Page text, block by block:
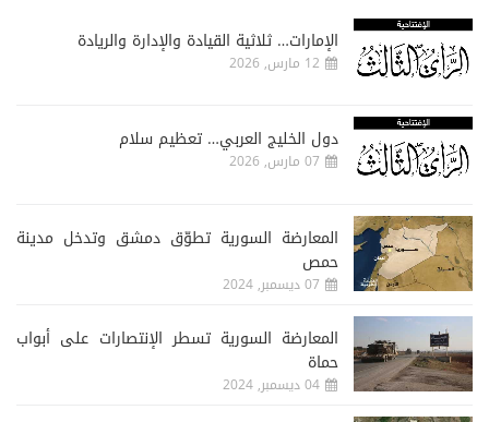
الإمارات… ثلاثية القيادة والإدارة والريادة
12 مارس, 2026
دول الخليج العربي… تعظيم سلام
07 مارس, 2026
المعارضة السورية تطوّق دمشق وتدخل مدينة
حمص
07 ديسمبر, 2024
المعارضة السورية تسطر الإنتصارات على أبواب
حماة
04 ديسمبر, 2024